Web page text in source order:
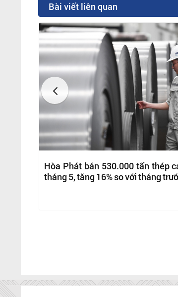
Bài viết liên quan
Hòa Phát bán 530.000 tấn thép
tháng 5, tăng 16% so với tháng